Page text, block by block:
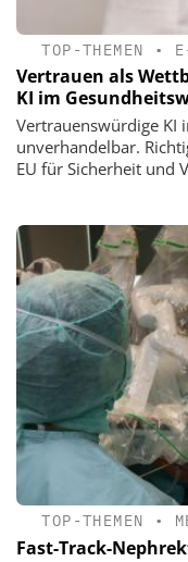
TOP-THEMEN •
Vertrauen als
KI im
Vertrauenswürdige KI
unverhandelbar.
EU für Sicherheit und
TOP-THEMEN •
Fast-Track-